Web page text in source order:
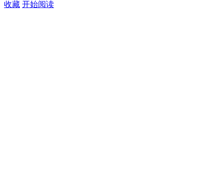
收藏 开始阅读